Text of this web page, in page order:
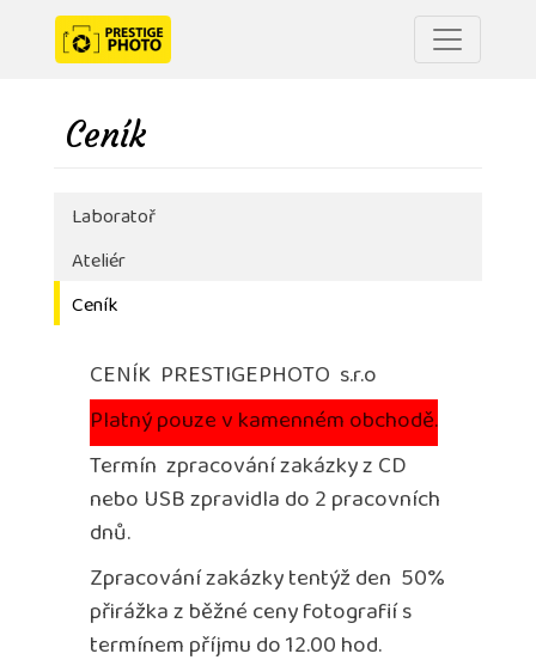
Ceník
Laboratoř
Ateliér
Ceník
CENÍK PRESTIGEPHOTO s.r.o
Platný pouze v kamenném obchodě.
Termín zpracování zakázky z CD
nebo USB zpravidla do 2 pracovních
dnů.
Zpracování zakázky tentýž den 50%
přirážka z běžné ceny fotografií s
termínem příjmu do 12.00 hod.